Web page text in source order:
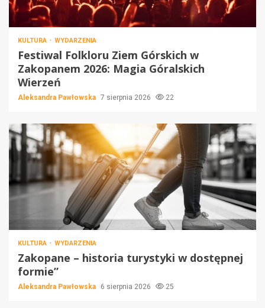
KULTURA WYDARZENIA
Festiwal Folkloru Ziem Górskich w
Zakopanem 2026: Magia Góralskich
Wierzeń
Aleksandra Pawłowska 7 sierpnia 2026 22
KULTURA WYDARZENIA
Zakopane – historia turystyki w dostępnej
formie”
Aleksandra Pawłowska 6 sierpnia 2026 25